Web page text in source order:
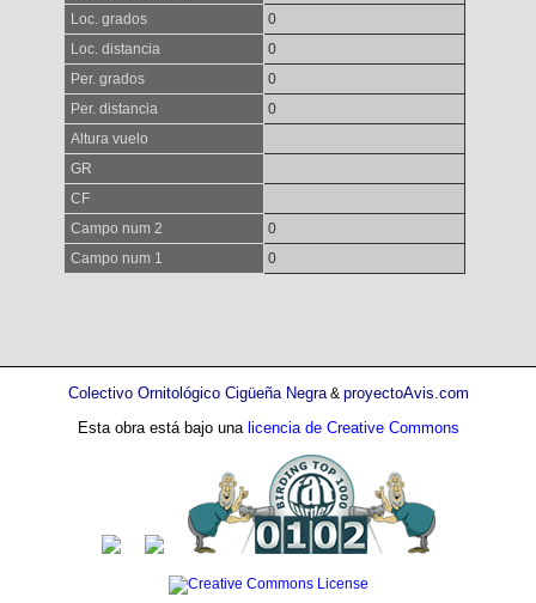
Loc. grados
0
Loc. distancia
0
Per. grados
0
Per. distancia
0
Altura vuelo
GR
CF
Campo num 2
0
Campo num 1
0
Colectivo Ornitológico Cigüeña Negra& proyectoAvis.com
Esta obra está bajo una licencia de Creative Commons